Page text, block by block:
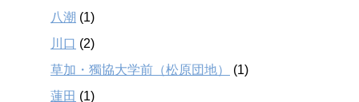
八潮 (1)
川口 (2)
草加・獨協大学前（松原団地）
(1)
蓮田 (1)